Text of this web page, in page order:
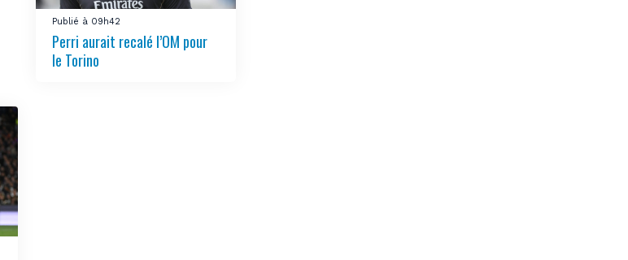
Publié à 09h42
Perri aurait recalé l’OM pour
le Torino